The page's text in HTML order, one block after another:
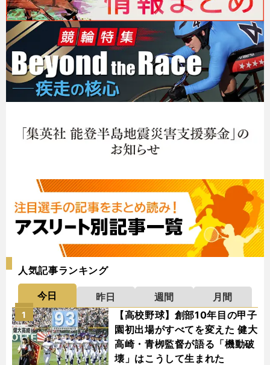
人気記事ランキング
今日 昨日 週間
月間
【高校野球】創部10年目の甲子
園初出場がすべてを変えた 健大
高崎・青栁監督が語る「機動破
壊」はこうして生まれた
1